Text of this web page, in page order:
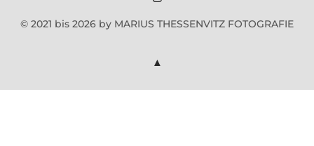
Marius
Instagram
© 2021 bis 2026 by MARIUS THESSENVITZ FOTOGRAFIE